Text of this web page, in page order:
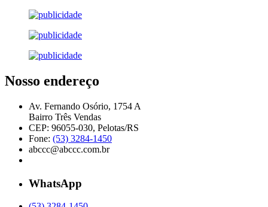
Nosso endereço
Av. Fernando Osório, 1754 A
Bairro Três Vendas
CEP: 96055-030, Pelotas/RS
Fone: (53) 3284-1450
abccc@abccc.com.br
WhatsApp